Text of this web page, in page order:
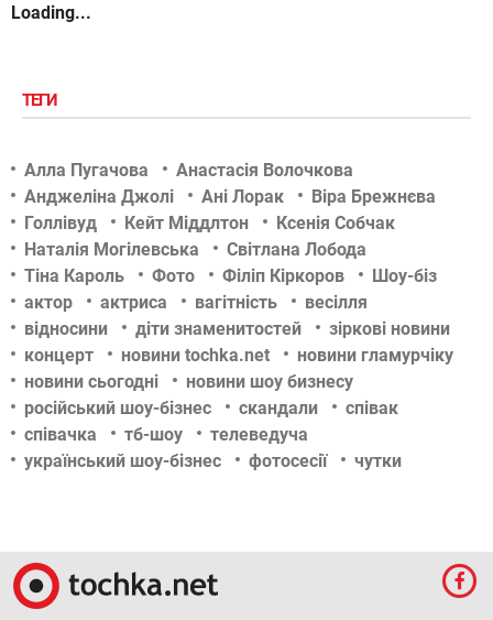
Loading...
ТЕГИ
Алла Пугачова
Анастасія Волочкова
Анджеліна Джолі
Ані Лорак
Віра Брежнєва
Голлівуд
Кейт Міддлтон
Ксенія Собчак
Наталія Могілевська
Світлана Лобода
Тіна Кароль
Фото Філіп Кіркоров
Шоу-біз
актор
актриса вагітність
весілля
відносини
діти знаменитостей
зіркові новини
концерт
новини tochka.net
новини гламурчіку
новини сьогодні
новини шоу бизнесу
російський шоу-бізнес
скандали
співак
співачка
тб-шоу
телеведуча
український шоу-бізнес
фотосесії чутки